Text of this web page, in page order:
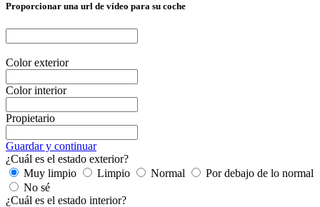
Proporcionar una url de vídeo para su coche
Color exterior
Color interior
Propietario
Guardar y continuar
¿Cuál es el estado exterior?
Muy limpio
Limpio Normal
Por debajo de lo normal
No sé
¿Cuál es el estado interior?